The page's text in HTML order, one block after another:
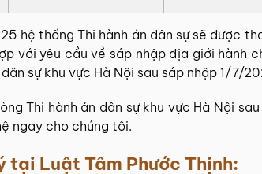
hệ thốngThi hành án dân sựsẽ được
với yêu cầu về sáp nhập địa giới hành
sự khu vực Hà Nội sau sáp nhập 1/7/
Thi hành án dân sự khu vực Hà Nội
ngay cho chúng tôi.
tại Luật Tâm Phước Thịnh: